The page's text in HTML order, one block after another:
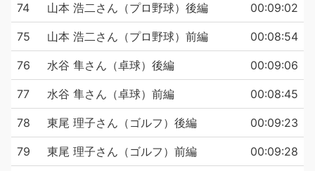
74 山本 浩二さん（プロ野球）後編 00:09:02
75 山本 浩二さん（プロ野球）前編 00:08:54
76 水谷 隼さん（卓球）後編 00:09:06
77 水谷 隼さん（卓球）前編 00:08:45
78 東尾 理子さん（ゴルフ）後編 00:09:23
79 東尾 理子さん（ゴルフ）前編 00:09:28